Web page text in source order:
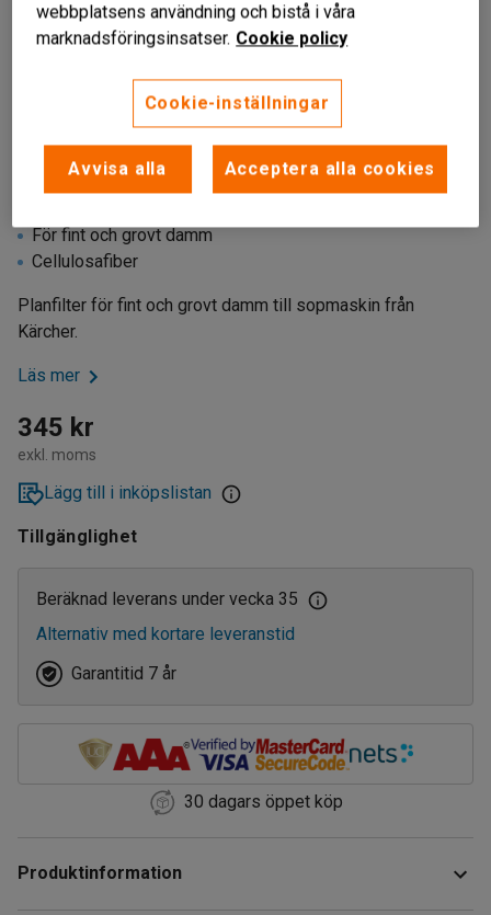
Liknande produkter
För fint och grovt damm
Cellulosafiber
Planfilter för fint och grovt damm till sopmaskin från
Kärcher.
Läs mer
345 kr
exkl. moms
Lägg till i inköpslistan
Tillgänglighet
Beräknad leverans under vecka 35
Alternativ med kortare leveranstid
Garantitid 7 år
30 dagars öppet köp
Produktinformation
webbplatsens användning och bistå i våra
marknadsföringsinsatser. Cookie policy
Cookie-inställningar
Avvisa alla Acceptera alla cookies